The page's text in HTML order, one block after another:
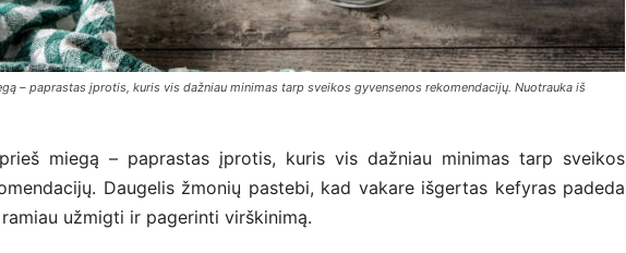
– paprastas įprotis, kuris vis dažniau minimas tarp sveikos gyvensenos rekomendacijų. Nuotrauka iš
miegą – paprastas įprotis, kuris vis dažniau minimas tarp sveikos
Daugelis žmonių pastebi, kad vakare išgertas kefyras padeda
užmigti ir pagerinti virškinimą.